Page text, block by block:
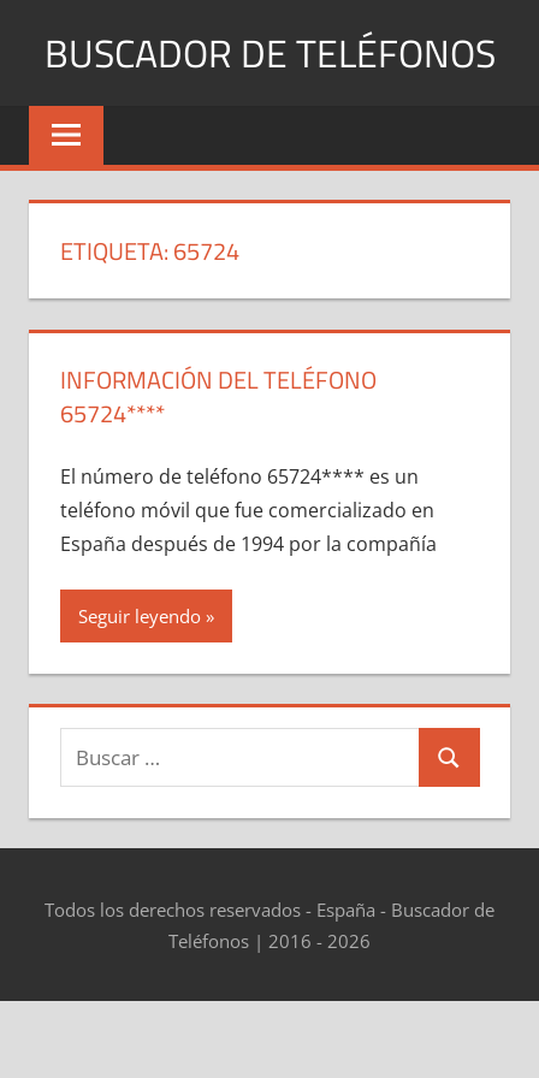
BUSCADOR DE TELÉFONOS
Identifica
Números
y
ETIQUETA:65724
INFORMACIÓN DEL TELÉFONO
65724****
El número dе teléfono 65724**** es un
teléfono móvil quе fue comercializado en
España después dе 1994 pοr la compañía
Seguir leyendo
Buscar:
Buscar
Todos los derechos reservados - España - Buscador de
Teléfonos | 2016 - 2026